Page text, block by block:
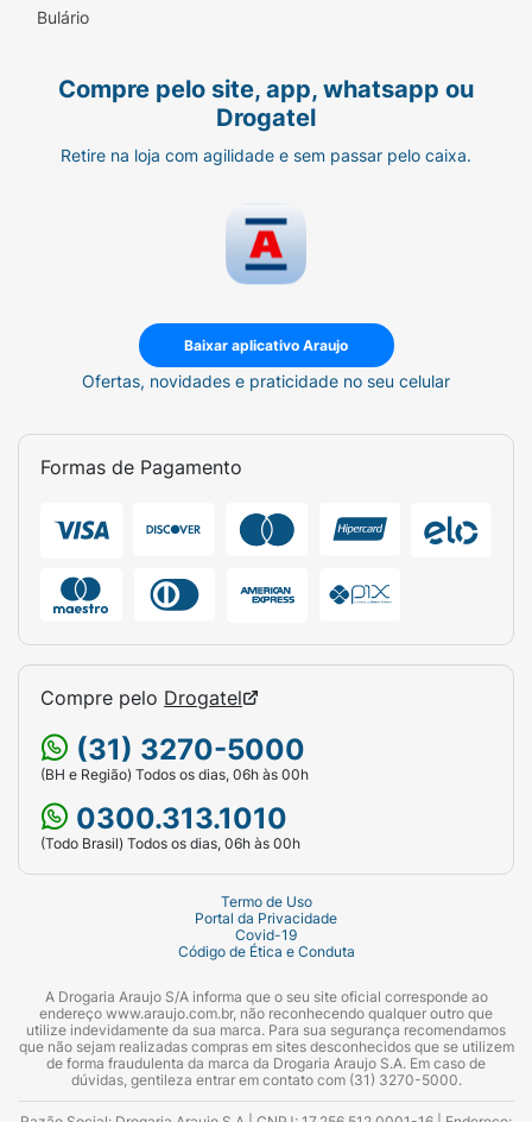
Bulário
Compre pelo site, app, whatsapp ou
Drogatel
Retire na loja com agilidade e sem passar pelo caixa.
Baixar aplicativo Araujo
Ofertas, novidades e praticidade no seu celular
Formas de Pagamento
Compre pelo Drogatel
(31) 3270-5000
(BH e Região) Todos os dias, 06h às 00h
0300.313.1010
(Todo Brasil) Todos os dias, 06h às 00h
Termo de Uso
Portal da Privacidade
Covid-19
Código de Ética e Conduta
A Drogaria Araujo S/A informa que o seu site oficial corresponde ao
endereço www.araujo.com.br, não reconhecendo qualquer outro que
utilize indevidamente da sua marca. Para sua segurança recomendamos
que não sejam realizadas compras em sites desconhecidos que se utilizem
de forma fraudulenta da marca da Drogaria Araujo S.A. Em caso de
dúvidas, gentileza entrar em contato com (31) 3270-5000.